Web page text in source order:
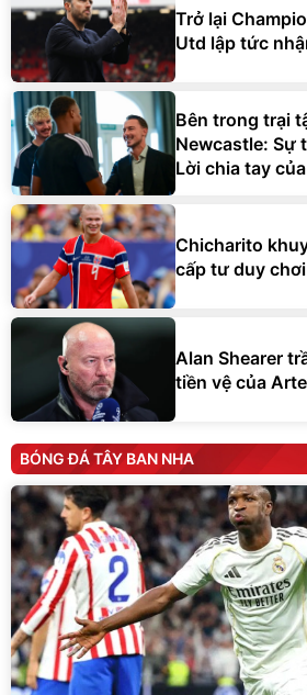
Trở lại
Utd lập tức
Bên trong trại
Newcastle: Sự
Lời chia tay
Chicharito
cấp tư duy
Alan Shearer
tiền vệ của
BÓNG ĐÁ TÂY BAN NHA